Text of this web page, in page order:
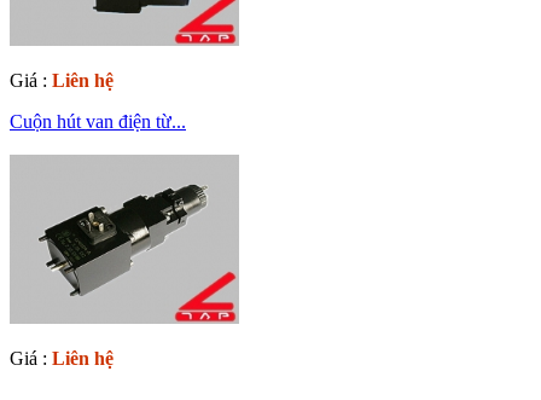
Giá : Liên hệ
Cuộn hút van điện từ...
Giá : Liên hệ